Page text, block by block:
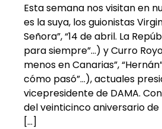
Esta semana nos visitan en
es la suya, los guionistas
Señora”, “14 de abril. La
para siempre”…) y Curro
menos en Canarias”,
cómo pasó”…), actuales
vicepresidente de DAMA.
del veinticinco aniversario de
[…]